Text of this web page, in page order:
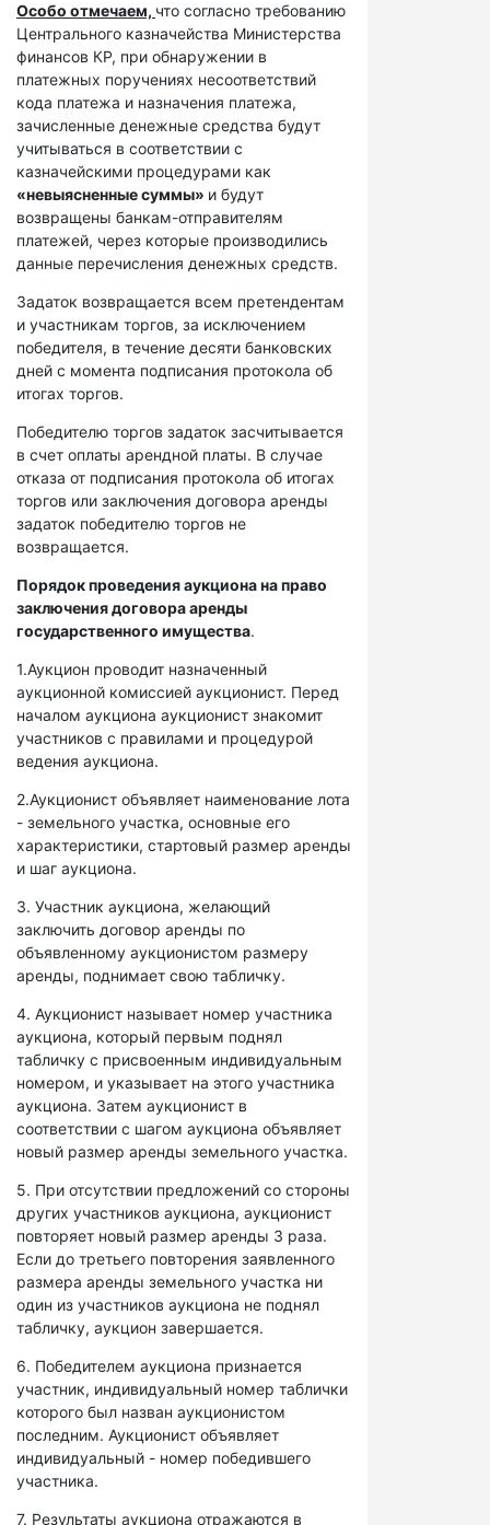
Особо отмечаем, что согласно требованию
Центрального казначейства Министерства
финансов КР, при обнаружении в
платежных поручениях несоответствий
кода платежа и назначения платежа,
зачисленные денежные средства будут
учитываться в соответствии с
казначейскими процедурами как
«невыясненные суммы» и будут
возвращены банкам-отправителям
платежей, через которые производились
данные перечисления денежных средств.
Задаток возвращается всем претендентам
и участникам торгов, за исключением
победителя, в течение десяти банковских
дней с момента подписания протокола об
итогах торгов.
Победителю торгов задаток засчитывается
в счет оплаты арендной платы. В случае
отказа от подписания протокола об итогах
торгов или заключения договора аренды
задаток победителю торгов не
возвращается.
Порядок проведения аукциона на право
заключения договора аренды
государственного имущества.
1.Аукцион проводит назначенный
аукционной комиссией аукционист. Перед
началом аукциона аукционист знакомит
участников с правилами и процедурой
ведения аукциона.
2.Аукционист объявляет наименование лота
- земельного участка, основные его
характеристики, стартовый размер аренды
и шаг аукциона.
3. Участник аукциона, желающий
заключить договор аренды по
объявленному аукционистом размеру
аренды, поднимает свою табличку.
4. Аукционист называет номер участника
аукциона, который первым поднял
табличку с присвоенным индивидуальным
номером, и указывает на этого участника
аукциона. Затем аукционист в
соответствии с шагом аукциона объявляет
новый размер аренды земельного участка.
5. При отсутствии предложений со стороны
других участников аукциона, аукционист
повторяет новый размер аренды 3 раза.
Если до третьего повторения заявленного
размера аренды земельного участка ни
один из участников аукциона не поднял
табличку, аукцион завершается.
6. Победителем аукциона признается
участник, индивидуальный номер таблички
которого был назван аукционистом
последним. Аукционист объявляет
индивидуальный - номер победившего
участника.
7. Результаты аукциона отражаются в